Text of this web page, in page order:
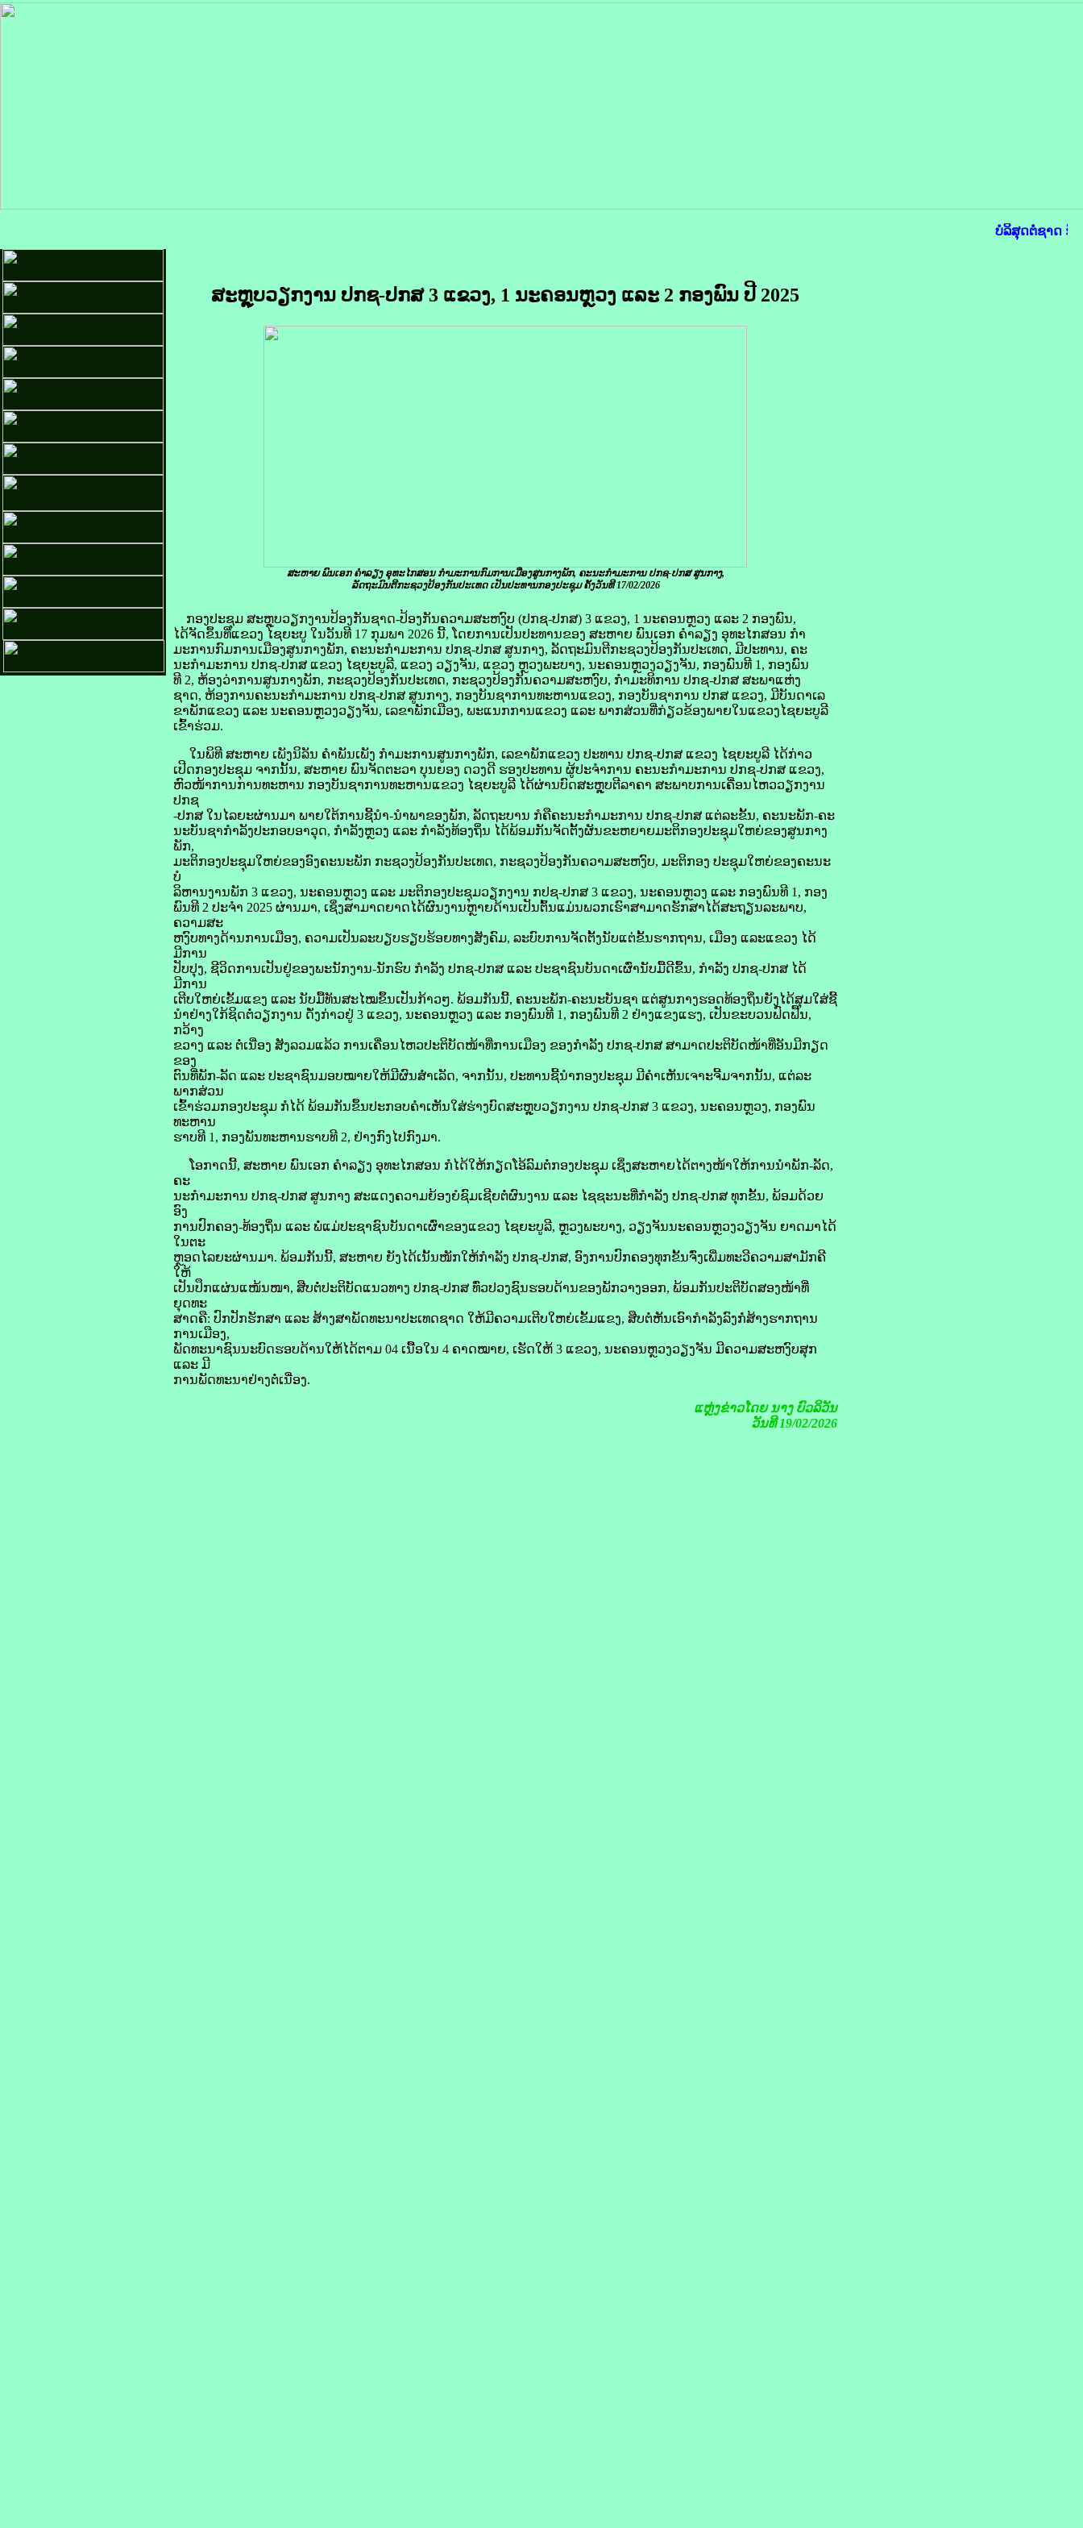
ບໍລິສຸດຕໍ່ຊາດ ຮັບ
ສະຫຼຸບວຽກງານ ປກຊ-ປກສ 3 ແຂວງ, 1 ນະຄອນຫຼວງ ແລະ 2 ກອງພົນ ປີ 2025
ສະຫາຍ ພົນເອກ ຄໍາລຽງ ອຸທະໄກສອນ ກຳມະການກົມການເມືອງສູນກາງພັກ, ຄະນະກຳມະການ ປກຊ-ປກສ ສູນກາງ,
ລັດຖະມົນຕີກະຊວງປ້ອງກັນປະເທດ ເປັນປະທານກອງປະຊຸມ ຄັ້ງວັນທີ 17/02/2026
ກອງປະຊຸມ ສະຫຼຸບວຽກງານປ້ອງກັນຊາດ-ປ້ອງກັນຄວາມສະຫງົບ (ປກຊ-ປກສ) 3 ແຂວງ, 1 ນະຄອນຫຼວງ ແລະ 2 ກອງພົນ,
ໄດ້ຈັດຂຶ້ນທີ່ແຂວງ ໄຊຍະບູ ໃນວັນທີ 17 ກຸມພາ 2026 ນີ້, ໂດຍການເປັນປະທານຂອງ ສະຫາຍ ພົນເອກ ຄໍາລຽງ ອຸທະໄກສອນ ກຳ
ມະການກົມການເມືອງສູນກາງພັກ, ຄະນະກຳມະການ ປກຊ-ປກສ ສູນກາງ, ລັດຖະມົນຕີກະຊວງປ້ອງກັນປະເທດ, ມີປະທານ, ຄະ
ນະກຳມະການ ປກຊ-ປກສ ແຂວງ ໄຊຍະບູລີ, ແຂວງ ວຽງຈັນ, ແຂວງ ຫຼວງພະບາງ, ນະຄອນຫຼວງວຽງຈັນ, ກອງພົນທີ 1, ກອງພົນ
ທີ 2, ຫ້ອງວ່າການສູນກາງພັກ, ກະຊວງປ້ອງກັນປະເທດ, ກະຊວງປ້ອງກັນຄວາມສະຫງົບ, ກຳມະທິການ ປກຊ-ປກສ ສະພາແຫ່ງ
ຊາດ, ຫ້ອງການຄະນະກຳມະການ ປກຊ-ປກສ ສູນກາງ, ກອງບັນຊາການທະຫານແຂວງ, ກອງບັນຊາການ ປກສ ແຂວງ, ມີບັນດາເລ
ຂາພັກແຂວງ ແລະ ນະຄອນຫຼວງວຽງຈັນ, ເລຂາພັກເມືອງ, ພະແນກການແຂວງ ແລະ ພາກສ່ວນທີ່ກ່ຽວຂ້ອງພາຍໃນແຂວງໄຊຍະບູລີ
ເຂົ້າຮ່ວມ.
ໃນພິທີ ສະຫາຍ ເພັງນິລັນ ຄໍາພັນເພັງ ກໍາມະການສູນກາງພັກ, ເລຂາພັກແຂວງ ປະທານ ປກຊ-ປກສ ແຂວງ ໄຊຍະບູລີ ໄດ້ກ່າວ
ເປີດກອງປະຊຸມ ຈາກນັ້ນ, ສະຫາຍ ພົນຈັດຕະວາ ບຸນຍອງ ດວງດີ ຮອງປະທານ ຜູ້ປະຈຳການ ຄະນະກຳມະການ ປກຊ-ປກສ ແຂວງ,
ຫົວໜ້າການການທະຫານ ກອງບັນຊາການທະຫານແຂວງ ໄຊຍະບູລີ ໄດ້ຜ່ານບົດສະຫຼຸບຕີລາຄາ ສະພາບການເຄື່ອນໄຫວວຽກງານ
ປກຊ
-ປກສ ໃນໄລຍະຜ່ານມາ ພາຍໃຕ້ການຊີ້ນໍາ-ນໍາພາຂອງພັກ, ລັດຖະບານ ກໍຄືຄະນະກຳມະການ ປກຊ-ປກສ ແຕ່ລະຂັ້ນ, ຄະນະພັກ-ຄະ
ນະບັນຊາກຳລັງປະກອບອາວຸດ, ກຳລັງຫຼວງ ແລະ ກຳລັງທ້ອງຖິ່ນ ໄດ້ພ້ອມກັນຈັດຕັ້ງຜັນຂະຫຍາຍມະຕິກອງປະຊຸມໃຫຍ່ຂອງສູນກາງ
ພັກ,
ມະຕິກອງປະຊຸມໃຫຍ່ຂອງອົງຄະນະພັກ ກະຊວງປ້ອງກັນປະເທດ, ກະຊວງປ້ອງກັນຄວາມສະຫງົບ, ມະຕິກອງ ປະຊຸມໃຫຍ່ຂອງຄະນະ
ບໍ
ລິຫານງານພັກ 3 ແຂວງ, ນະຄອນຫຼວງ ແລະ ມະຕິກອງປະຊຸມວຽກງານ ກປຊ-ປກສ 3 ແຂວງ, ນະຄອນຫຼວງ ແລະ ກອງພົນທີ 1, ກອງ
ພົນທີ 2 ປະຈຳ 2025 ຜ່ານມາ, ເຊິ່ງສາມາດຍາດໄດ້ຜົນງານຫຼາຍດ້ານເປັນຕົ້ນແມ່ນພວກເຮົາສາມາດຮັກສາໄດ້ສະຖຽນລະພາບ,
ຄວາມສະ
ຫງົບທາງດ້ານການເມືອງ, ຄວາມເປັນລະບຽບຮຽບຮ້ອຍທາງສັງຄົມ, ລະບົບການຈັດຕັ້ງນັບແຕ່ຂັ້ນຮາກຖານ, ເມືອງ ແລະແຂວງ ໄດ້
ມີການ
ປັບປຸງ, ຊີວິດການເປັນຢູ່ຂອງພະນັກງານ-ນັກຮົບ ກຳລັງ ປກຊ-ປກສ ແລະ ປະຊາຊົນບັນດາເຜົ່ານັບມື້ດີຂຶ້ນ, ກໍາລັງ ປກຊ-ປກສ ໄດ້
ມີການ
ເຕີບໃຫຍ່ເຂັ້ມແຂງ ແລະ ນັບມື້ທັນສະໄໝຂຶ້ນເປັນກ້າວໆ. ພ້ອມກັນນີ້, ຄະນະພັກ-ຄະນະບັນຊາ ແຕ່ສູນກາງຮອດທ້ອງຖິ່ນຍັງໄດ້ສຸມໃສ່ຊີ້
ນຳຢ່າງໃກ້ຊິດຕໍ່ວຽກງານ ດັ່ງກ່າວຢູ່ 3 ແຂວງ, ນະຄອນຫຼວງ ແລະ ກອງພົນທີ 1, ກອງພົນທີ 2 ຢ່າງແຂງແຮງ, ເປັນຂະບວນຟົດຟື້ນ,
ກວ້າງ
ຂວາງ ແລະ ຕໍ່ເນື່ອງ ສັງລວມແລ້ວ ການເຄື່ອນໄຫວປະຕິບັດໜ້າທີ່ການເມືອງ ຂອງກຳລັງ ປກຊ-ປກສ ສາມາດປະຕິບັດໜ້າທີ່ອັນມີກຽດ
ຂອງ
ຕົນທີ່ພັກ-ລັດ ແລະ ປະຊາຊົນມອບໝາຍໃຫ້ມີຜົນສໍາເລັດ, ຈາກນັ້ນ, ປະທານຊີ້ນຳກອງປະຊຸມ ມີຄຳເຫັນເຈາະຈີ້ມຈາກນັ້ນ, ແຕ່ລະ
ພາກສ່ວນ
ເຂົ້າຮ່ວມກອງປະຊຸມ ກໍໄດ້ ພ້ອມກັນຂຶ້ນປະກອບຄໍາເຫັນໃສ່ຮ່າງບົດສະຫຼຸບວຽກງານ ປກຊ-ປກສ 3 ແຂວງ, ນະຄອນຫຼວງ, ກອງພົນ
ທະຫານ
ຮາບທີ 1, ກອງພັນທະຫານຮາບທີ 2, ຢ່າງກົງໄປກົງມາ.
ໂອກາດນີ້, ສະຫາຍ ພົນເອກ ຄໍາລຽງ ອຸທະໄກສອນ ກໍໄດ້ໃຫ້ກຽດໂອ້ລົມຕໍ່ກອງປະຊຸມ ເຊິ່ງສະຫາຍໄດ້ຕາງໜ້າໃຫ້ການນຳພັກ-ລັດ,
ຄະ
ນະກຳມະການ ປກຊ-ປກສ ສູນກາງ ສະແດງຄວາມຍ້ອງຍໍຊົມເຊີຍຕໍ່ຜົນງານ ແລະ ໄຊຊະນະທີ່ກຳລັງ ປກຊ-ປກສ ທຸກຂັ້ນ, ພ້ອມດ້ວຍ
ອົງ
ການປົກຄອງ-ທ້ອງຖິ່ນ ແລະ ພໍ່ແມ່ປະຊາຊົນບັນດາເຜົ່າຂອງແຂວງ ໄຊຍະບູລີ, ຫຼວງພະບາງ, ວຽງຈັນນະຄອນຫຼວງວຽງຈັນ ຍາດມາໄດ້
ໃນຕະ
ຫຼອດໄລຍະຜ່ານມາ. ພ້ອມກັນນີ້, ສະຫາຍ ຍັງໄດ້ເນັ້ນໜັກໃຫ້ກໍາລັງ ປກຊ-ປກສ, ອົງການປົກຄອງທຸກຂັ້ນຈົ່ງເພີ່ມທະວີຄວາມສາມັກຄີ
ໃຫ້
ເປັນປຶກແຜ່ນແໜ້ນໜາ, ສືບຕໍ່ປະຕິບັດແນວທາງ ປກຊ-ປກສ ທົ່ວປວງຊົນຮອບດ້ານຂອງພັກວາງອອກ, ພ້ອມກັນປະຕິບັດສອງໜ້າທີ່
ຍຸດທະ
ສາດຄື: ປົກປັກຮັກສາ ແລະ ສ້າງສາພັດທະນາປະເທດຊາດ ໃຫ້ມີຄວາມເຕີບໃຫຍ່ເຂັ້ມແຂງ, ສືບຕໍ່ຫັນເອົາກຳລັງລົງກໍ່ສ້າງຮາກຖານ
ການເມືອງ,
ພັດທະນາຊົນນະບົດຮອບດ້ານໃຫ້ໄດ້ຕາມ 04 ເນື້ອໃນ 4 ຄາດໝາຍ, ເຮັດໃຫ້ 3 ແຂວງ, ນະຄອນຫຼວງວຽງຈັນ ມີຄວາມສະຫງົບສຸກ
ແລະ ມີ
ການພັດທະນາຢ່າງຕໍ່ເນື່ອງ.
ແຫຼ່ງຂ່າວໂດຍ ນາງ ບົວລິວັນ
ວັນທີ 19/02/2026